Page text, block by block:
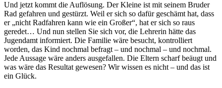
Und jetzt kommt die Auflösung. Der Kleine ist mit seinem Bruder
Rad gefahren und gestürzt. Weil er sich so dafür geschämt hat, dass
er „nicht Radfahren kann wie ein Großer“, hat er sich so raus
geredet… Und nun stellen Sie sich vor, die Lehrerin hätte das
Jugendamt informiert. Die Familie wäre besucht, kontrolliert
worden, das Kind nochmal befragt – und nochmal – und nochmal.
Jede Aussage wäre anders ausgefallen. Die Eltern scharf beäugt und
was wäre das Resultat gewesen? Wir wissen es nicht – und das ist
ein Glück.